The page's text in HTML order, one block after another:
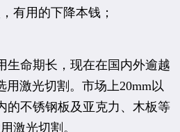
有用的下降本钱；
生命期长，现在在国内外逾越
用激光切割。市场上20mm以
的不锈钢板及亚克力、木板等
激光切割。